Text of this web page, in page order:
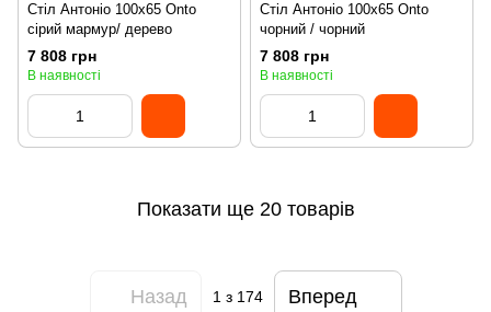
Стіл Антоніо 100х65 Onto
сірий мармур/ дерево
7 808 грн
В наявності
Стіл Антоніо 100х65 Onto
чорний / чорний
7 808 грн
В наявності
Показати ще 20 товарів
Назад 1з 174 Вперед